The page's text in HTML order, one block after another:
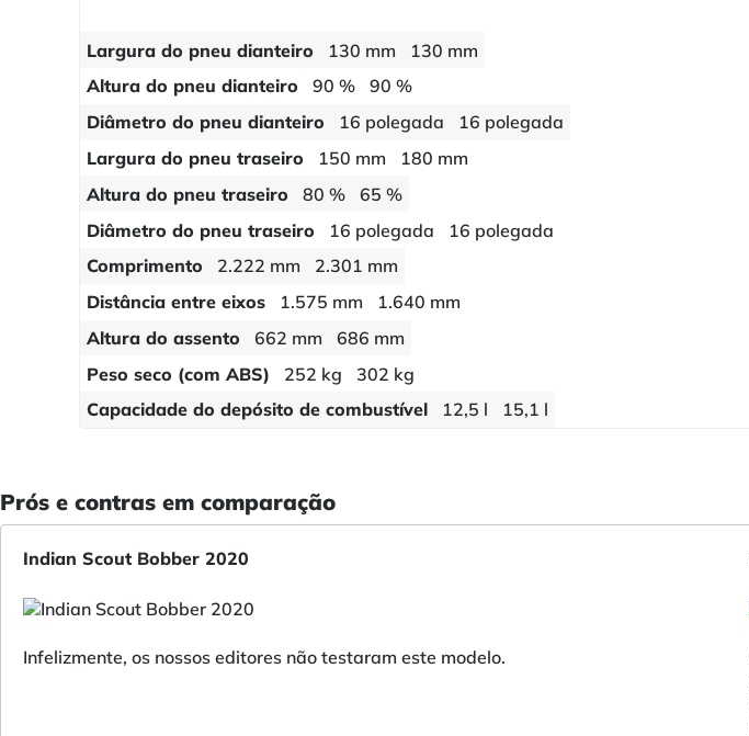
Largura do pneu dianteiro
130 mm
130 mm
Altura do pneu dianteiro
90 %
90 %
Diâmetro do pneu dianteiro
16 polegada
16 polegada
Largura do pneu traseiro
150 mm
180 mm
Altura do pneu traseiro
80 %
65 %
Diâmetro do pneu traseiro
16 polegada
16 polegada
Comprimento
2.222 mm
2.301 mm
Distância entre eixos
1.575 mm
1.640 mm
Altura do assento
662 mm
686 mm
Peso seco (com ABS)
252 kg
302 kg
Capacidade do depósito de combustível
12,5 l 15,1 l
Prós e contras em comparação
Indian Scout Bobber 2020
Infelizmente, os nossos editores não testaram este modelo.